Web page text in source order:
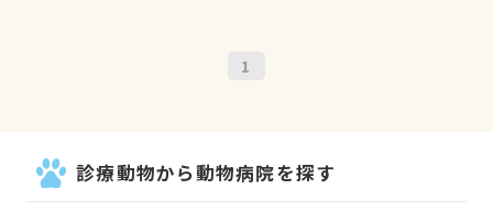
1
診療動物から動物病院を探す